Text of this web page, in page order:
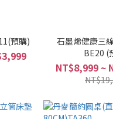
預購)
石墨烯健康三
BE20 (
NT$8,999 ~